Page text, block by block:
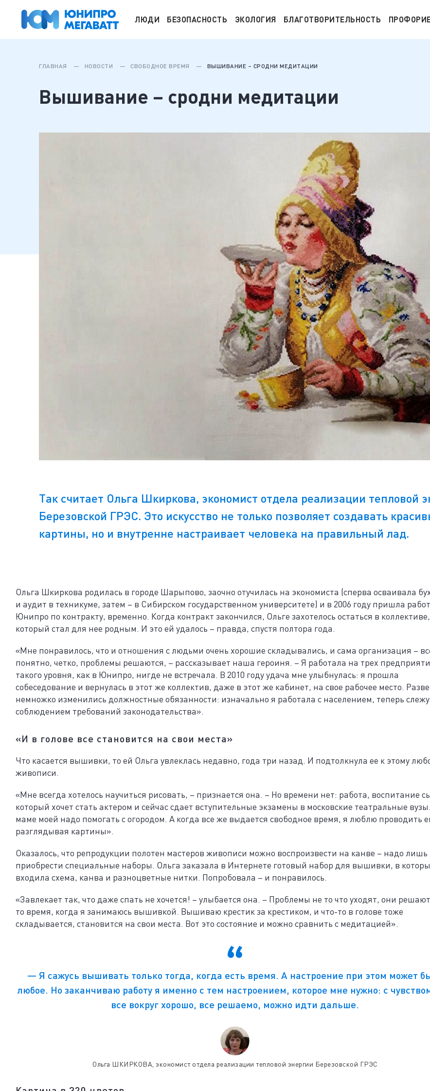
ЛЮДИ БЕЗОПАСНОСТЬ ЭКОЛОГИЯ БЛАГОТВОРИТЕЛЬНОСТЬ
ГЛАВНАЯ НОВОСТИ СВОБОДНОЕ ВРЕМЯ ВЫШИВАНИЕ – СРОДНИ МЕДИТАЦИИ
Вышивание – сродни медитации
Так считает Ольга Шкиркова, экономист отдела реализации тепловой
Березовской ГРЭС. Это искусство не только позволяет создавать
картины, но и внутренне настраивает человека на правильный лад.
Ольга Шкиркова родилась в городе Шарыпово, заочно отучилась на экономиста (сперва осваивала
и аудит в техникуме, затем – в Сибирском государственном университете) и в 2006 году пришла
Юнипро по контракту, временно. Когда контракт закончился, Ольге захотелось остаться в коллективе,
который стал для нее родным. И это ей удалось – правда, спустя полтора года.
«Мне понравилось, что и отношения с людьми очень хорошие складывались, и сама организация –
понятно, четко, проблемы решаются, – рассказывает наша героиня. – Я работала на трех
такого уровня, как в Юнипро, нигде не встречала. В 2010 году удача мне улыбнулась: я прошла
собеседование и вернулась в этот же коллектив, даже в этот же кабинет, на свое рабочее место.
немножко изменились должностные обязанности: изначально я работала с населением, теперь слежу
соблюдением требований законодательства».
«И в голове все становится на свои места»
Что касается вышивки, то ей Ольга увлеклась недавно, года три назад. И подтолкнула ее к этому
живописи.
«Мне всегда хотелось научиться рисовать, – признается она. – Но времени нет: работа, воспитание
который хочет стать актером и сейчас сдает вступительные экзамены в московские театральные
маме моей надо помогать с огородом. А когда все же выдается свободное время, я люблю проводить
разглядывая картины».
Оказалось, что репродукции полотен мастеров живописи можно воспроизвести на канве – надо лишь
приобрести специальные наборы. Ольга заказала в Интернете готовый набор для вышивки, в
входила схема, канва и разноцветные нитки. Попробовала – и понравилось.
«Завлекает так, что даже спать не хочется! – улыбается она. – Проблемы не то что уходят, они
то время, когда я занимаюсь вышивкой. Вышиваю крестик за крестиком, и что-то в голове тоже
складывается, становится на свои места. Вот это состояние и можно сравнить с медитацией».
― Я сажусь вышивать только тогда, когда есть время. А настроение при этом может
любое. Но заканчиваю работу я именно с тем настроением, которое мне нужно: с
все вокруг хорошо, все решаемо, можно идти дальше.
Ольга ШКИРКОВА, экономист отдела реализации тепловой энергии Березовской ГРЭС